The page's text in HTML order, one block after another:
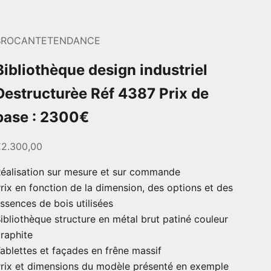
design industriel
Réf 4387 Prix de
: 2300€
de vente
sur mesure et sur commande
​​​​en fonction de la dimension, des options et des
de bois utilisées
structure en métal brut patiné couleur
et façades en frêne massif
​​et dimensions du modèle présenté en exemple